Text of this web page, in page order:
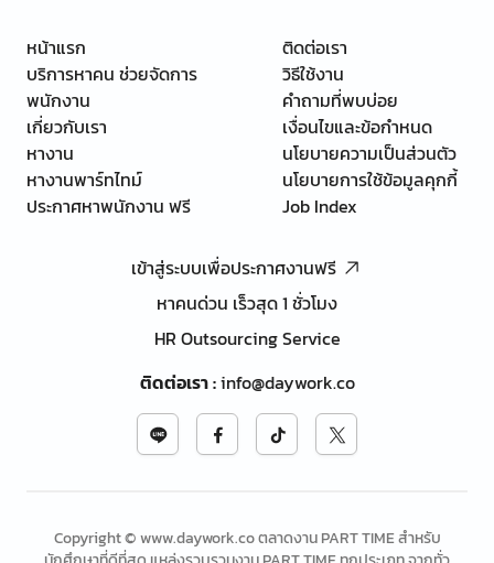
หน้าแรก
บริการหาคน ช่วยจัดการ
พนักงาน
เกี่ยวกับเรา
หางาน
หางานพาร์ทไทม์
ประกาศหาพนักงาน ฟรี
ติดต่อเรา
วิธีใช้งาน
คำถามที่พบบ่อย
เงื่อนไขและข้อกำหนด
นโยบายความเป็นส่วนตัว
นโยบายการใช้ข้อมูลคุกกี้
Job Index
เข้าสู่ระบบเพื่อประกาศงานฟรี
หาคนด่วน เร็วสุด 1 ชั่วโมง
HR Outsourcing Service
ติดต่อเรา:info@daywork.co
Copyright © www.daywork.co ตลาดงาน PART TIME สำหรับ